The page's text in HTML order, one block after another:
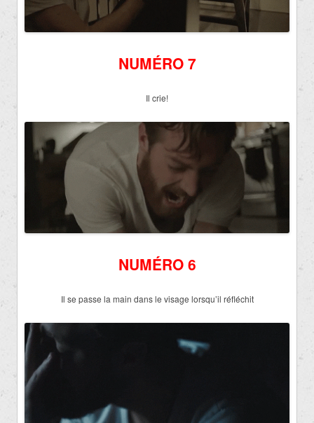
NUMÉRO 7
Il crie!
NUMÉRO 6
Il se passe la main dans le visage lorsqu’il réfléchit